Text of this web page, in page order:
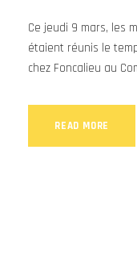
Ce jeudi 9 mars, les
étaient réunis le
chez Foncalieu au
READ MORE